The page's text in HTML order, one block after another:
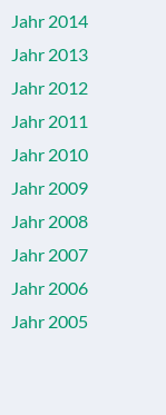
Jahr 2014
Jahr 2013
Jahr 2012
Jahr 2011
Jahr 2010
Jahr 2009
Jahr 2008
Jahr 2007
Jahr 2006
Jahr 2005